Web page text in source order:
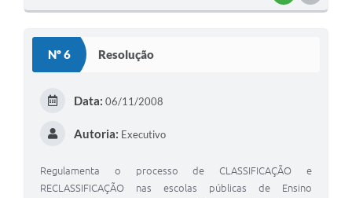
Nº 6 Resolução
Data: 06/11/2008
Autoria: Executivo
Regulamenta o processo de CLASSIFICAÇÃO e
RECLASSIFICAÇÃO nas escolas públicas de Ensino